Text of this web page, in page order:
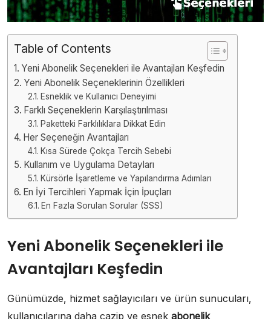
Table of Contents
Yeni Abonelik Seçenekleri ile Avantajları Keşfedin
Yeni Abonelik Seçeneklerinin Özellikleri
Esneklik ve Kullanıcı Deneyimi
Farklı Seçeneklerin Karşılaştırılması
Paketteki Farklılıklara Dikkat Edin
Her Seçeneğin Avantajları
Kısa Sürede Çokça Tercih Sebebi
Kullanım ve Uygulama Detayları
Kürsörle İşaretleme ve Yapılandırma Adımları
En İyi Tercihleri Yapmak İçin İpuçları
En Fazla Sorulan Sorular (SSS)
Yeni Abonelik Seçenekleri ile
Avantajları Keşfedin
Günümüzde, hizmet sağlayıcıları ve ürün sunucuları,
kullanıcılarına daha cazip ve esnek abonelik